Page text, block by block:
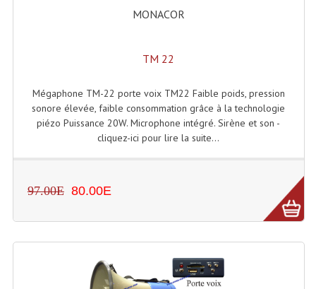
MONACOR
TM 22
Mégaphone TM-22 porte voix TM22 Faible poids, pression
sonore élevée, faible consommation grâce à la technologie
piézo Puissance 20W. Microphone intégré. Sirène et son -
cliquez-ici pour lire la suite...
97.00E 80.00E